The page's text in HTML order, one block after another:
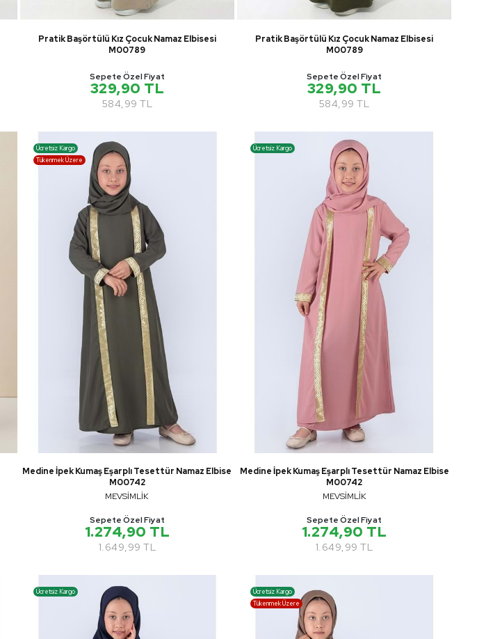
Pratik Başörtülü Kız Çocuk Namaz Elbisesi
M00789
Sepete Özel Fiyat
329,90 TL
584,99 TL
Pratik Başörtülü Kız Çocuk Namaz Elbisesi
M00789
Sepete Özel Fiyat
329,90 TL
584,99 TL
Ücretsiz Kargo
Tükenmek Üzere
Medine İpek Kumaş Eşarplı Tesettür Namaz Elbise
M00742
MEVSİMLİK
Sepete Özel Fiyat
1.274,90 TL
1.649,99 TL
Ücretsiz Kargo
Medine İpek Kumaş Eşarplı Tesettür Namaz Elbise
M00742
MEVSİMLİK
Sepete Özel Fiyat
1.274,90 TL
1.649,99 TL
Ücretsiz Kargo
Ücretsiz Kargo
Tükenmek Üzere